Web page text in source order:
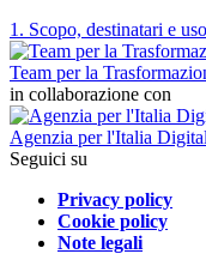
1. Scopo, destinatari e
Team per la
in collaborazione con
Agenzia per l'Italia
Seguici su
Privacy policy
Cookie policy
Note legali